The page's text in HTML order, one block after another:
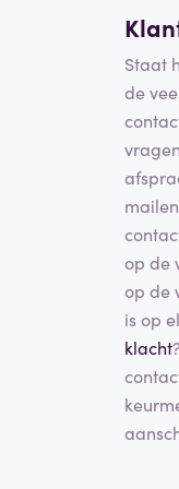
Staat
de
op de
op de
is op
klacht